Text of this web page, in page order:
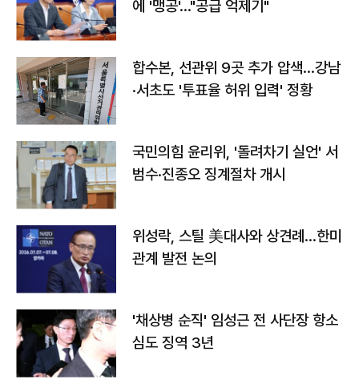
에 '맹공'…"공급 억제기"
합수본, 선관위 9곳 추가 압색…강남
·서초도 '투표율 허위 입력' 정황
국민의힘 윤리위, '돌려차기 실언' 서
범수·진종오 징계절차 개시
위성락, 스틸 美대사와 상견례…한미
관계 발전 논의
'채상병 순직' 임성근 전 사단장 항소
심도 징역 3년